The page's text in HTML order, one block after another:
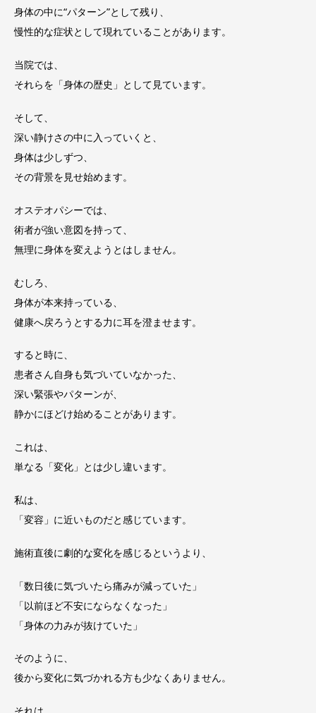
身体の中に“パターン”として残り、
慢性的な症状として現れていることがあります。
当院では、
それらを「身体の歴史」として見ています。
そして、
深い静けさの中に入っていくと、
身体は少しずつ、
その背景を見せ始めます。
オステオパシーでは、
術者が強い意図を持って、
無理に身体を変えようとはしません。
むしろ、
身体が本来持っている、
健康へ戻ろうとする力に耳を澄ませます。
すると時に、
患者さん自身も気づいていなかった、
深い緊張やパターンが、
静かにほどけ始めることがあります。
これは、
単なる「変化」とは少し違います。
私は、
「変容」に近いものだと感じています。
施術直後に劇的な変化を感じるというより、
「数日後に気づいたら痛みが減っていた」
「以前ほど不安にならなくなった」
「身体の力みが抜けていた」
そのように、
後から変化に気づかれる方も少なくありません。